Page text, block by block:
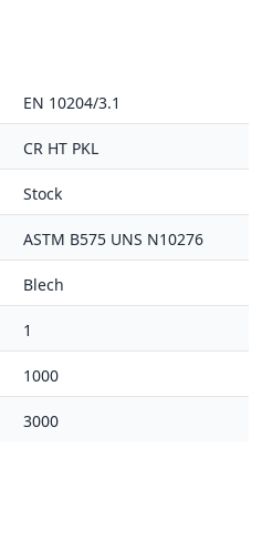
EN 10204/3.1
CR HT PKL
Stock
ASTM B575 UNS N10276
Blech
1
1000
3000